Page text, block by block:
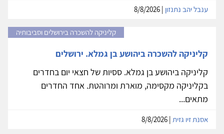
ענבל יהב נתנזון
קליניקה להשכרה בירושלים וסביבותיה
קליניקה להשכרה ביהושע בן גמלא. ירושלים
קליניקה ביהושע בן גמלא. ססיות של חצאי יום בחדרים
בקליניקה מקסימה, מוארת ומרוהטת. אחד החדרים
מתאים...
אסנת זיו גזית